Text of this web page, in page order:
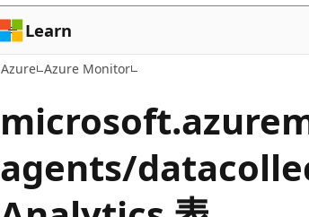
Learn
Azure Azure Monitor
agents/